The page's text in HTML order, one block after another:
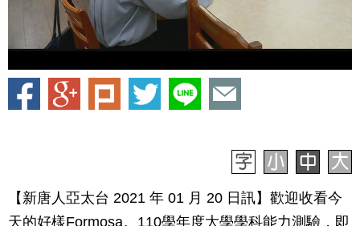
【新唐人亞太台 2021 年 01 月 20 日訊】歡迎收看今
天的好樣Formosa。110學年度大學學科能力測驗，即